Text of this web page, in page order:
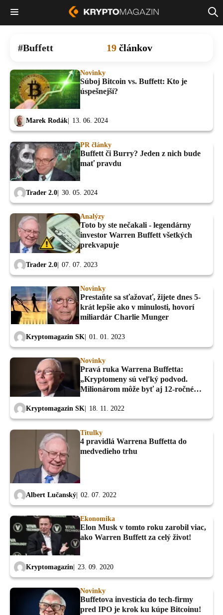
Buffett 19 článkov
Novinky
Súboj Bitcoin vs. Buffett: Kto je
úspešnejší?
Marek Rodák 13. 06. 2024
PR články
Buffett či Burry? Jeden z nich bude
mať pravdu
Trader 2.0 30. 05. 2024
Analýzy
Toto by ste nečakali - legendárny
investor Warren Buffett všetkých
prekvapuje
Trader 2.0 07. 07. 2023
Novinky
Prestaňte sa sťažovať, žijete dnes 5-
krát lepšie ako v minulosti, hovorí
miliardár Charlie Munger
Kryptomagazin SK 01. 01. 2023
Novinky
Pravá ruka Warrena Buffetta:
„Kryptomeny sú veľký podvod.
Milionárom môže byť aj 12-ročné
Kryptomagazin SK 18. 11. 2022
Titulky
4 pravidlá Warrena Buffetta do
medvedieho trhu
Albert Lučanský 02. 07. 2022
Ekonomika
Elon Musk v tomto roku zarobil viac,
ako Warren Buffett za celý život!
Kryptomagazin 23. 09. 2020
Novinky
Buffetova investícia do tech-firmy
pred IPO je krok ku kúpe Bitcoinu!